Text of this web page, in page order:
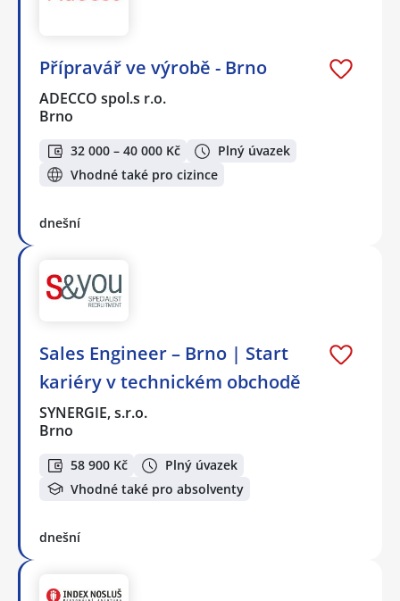
Přípravář ve výrobě - Brno
ADECCO spol.s r.o.
Brno
32 000 – 40 000 Kč
Plný úvazek
Vhodné také pro cizince
dnešní
Sales Engineer – Brno | Start
kariéry v technickém obchodě
SYNERGIE, s.r.o.
Brno
58 900 Kč
Plný úvazek
Vhodné také pro absolventy
dnešní